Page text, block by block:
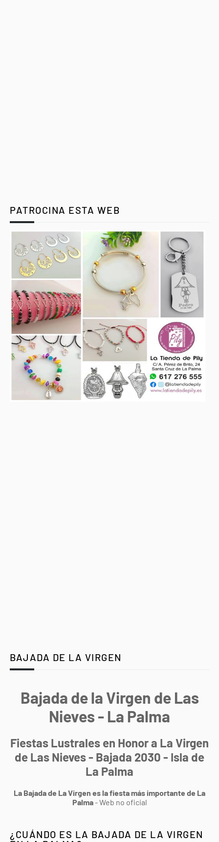
PATROCINA ESTA WEB
BAJADA DE LA VIRGEN
Bajada de la Virgen de Las
Nieves - La Palma
Fiestas Lustrales en Honor a La Virgen
de Las Nieves - Bajada 2030 - Isla de
La Palma
La Bajada de La Virgen es la fiesta más importante de La
Palma- Web no oficial
¿CUÁNDO ES LA BAJADA DE LA VIRGEN